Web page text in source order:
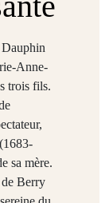
Anne-
trois fils.
sa mère.
Berry